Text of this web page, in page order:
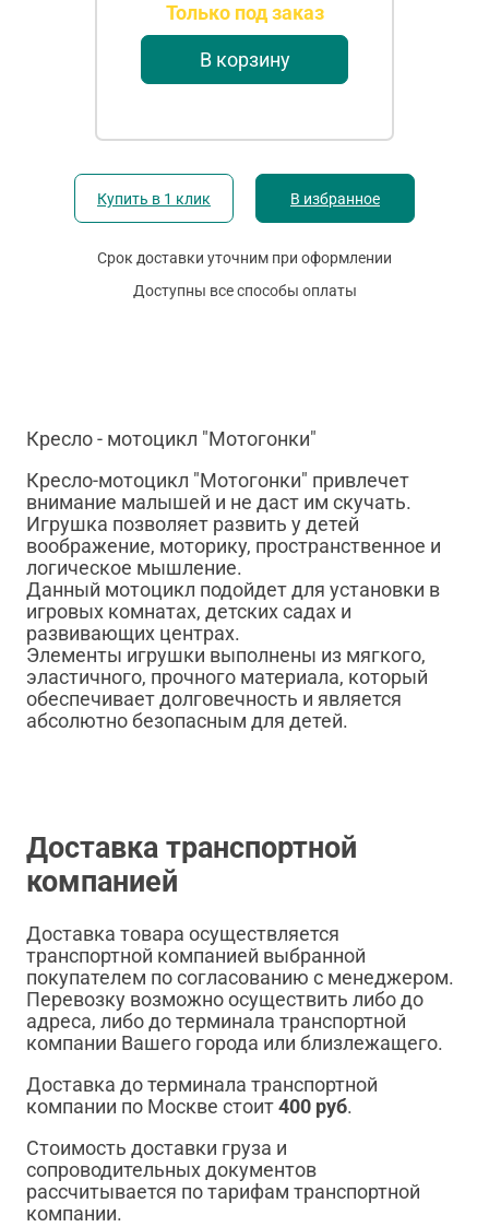
Только под заказ
В корзину
Купить в 1 клик В избранное
Срок доставки уточним при оформлении
Доступны все способы оплаты
Кресло - мотоцикл "Мотогонки"
Кресло-мотоцикл "Мотогонки" привлечет
внимание малышей и не даст им скучать.
Игрушка позволяет развить у детей
воображение, моторику, пространственное и
логическое мышление.
Данный мотоцикл подойдет для установки в
игровых комнатах, детских садах и
развивающих центрах.
Элементы игрушки выполнены из мягкого,
эластичного, прочного материала, который
обеспечивает долговечность и является
абсолютно безопасным для детей.
Доставка транспортной
компанией
Доставка товара осуществляется
транспортной компанией выбранной
покупателем по согласованию с менеджером.
Перевозку возможно осуществить либо до
адреса, либо до терминала транспортной
компании Вашего города или близлежащего.
Доставка до терминала транспортной
компании по Москве стоит400 руб.
Стоимость доставки груза и
сопроводительных документов
рассчитывается по тарифам транспортной
компании.